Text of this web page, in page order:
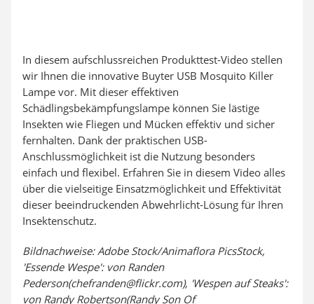
In diesem aufschlussreichen Produkttest-Video stellen
wir Ihnen die innovative Buyter USB Mosquito Killer
Lampe vor. Mit dieser effektiven
Schädlingsbekämpfungslampe können Sie lästige
Insekten wie Fliegen und Mücken effektiv und sicher
fernhalten. Dank der praktischen USB-
Anschlussmöglichkeit ist die Nutzung besonders
einfach und flexibel. Erfahren Sie in diesem Video alles
über die vielseitige Einsatzmöglichkeit und Effektivität
dieser beeindruckenden Abwehrlicht-Lösung für Ihren
Insektenschutz.
Bildnachweise: Adobe Stock/Animaflora PicsStock,
'Essende Wespe': von Randen
Pederson(chefranden@flickr.com), 'Wespen auf Steaks':
von Randy Robertson(Randy Son Of